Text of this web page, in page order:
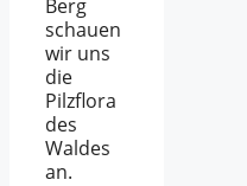
Berg
schauen
wir uns
die
Pilzflora
des
Waldes
an.